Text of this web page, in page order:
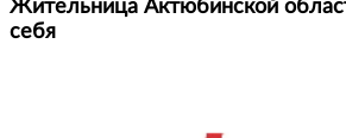
Жительница Актюбинской
себя